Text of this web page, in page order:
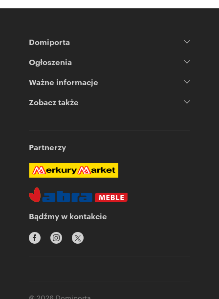
Domiporta
Ogłoszenia
Ważne informacje
Zobacz także
Partnerzy
Bądźmy w kontakcie